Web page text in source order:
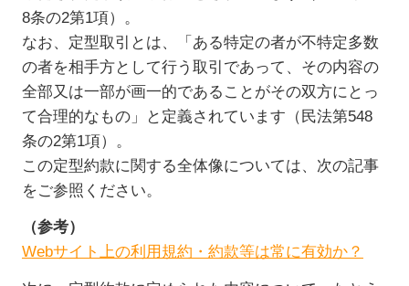
8条の2第1項）。
なお、定型取引とは、「ある特定の者が不特定多数
の者を相手方として行う取引であって、その内容の
全部又は一部が画一的であることがその双方にとっ
て合理的なもの」と定義されています（民法第548
条の2第1項）。
この定型約款に関する全体像については、次の記事
をご参照ください。
（参考）
Webサイト上の利用規約・約款等は常に有効か？